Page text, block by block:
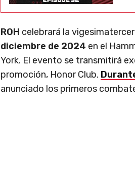
ROH celebrará la
diciembre de 2024 en el
York. El evento se transmitirá
promoción, Honor Club.
anunciado los primeros